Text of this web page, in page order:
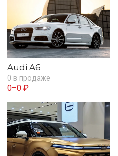
Audi A6
0 в продаже
0–0 ₽